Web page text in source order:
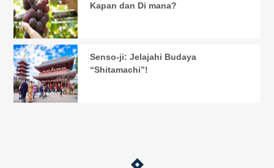
Kapan dan Di mana?
Senso-ji: Jelajahi Budaya
“Shitamachi”!